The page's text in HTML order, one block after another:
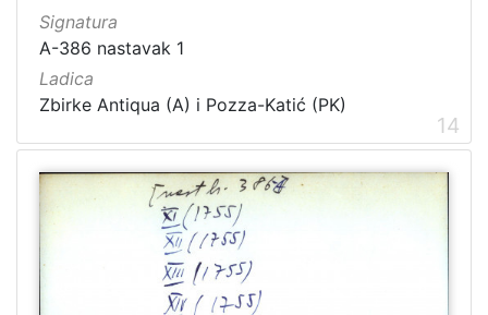
Signatura
A-386 nastavak 1
Ladica
Zbirke Antiqua (A) i Pozza-Katić (PK)
14